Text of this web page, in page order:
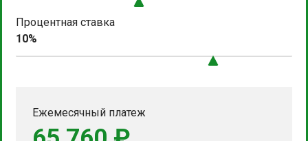
Процентная ставка
10%
Ежемесячный платеж